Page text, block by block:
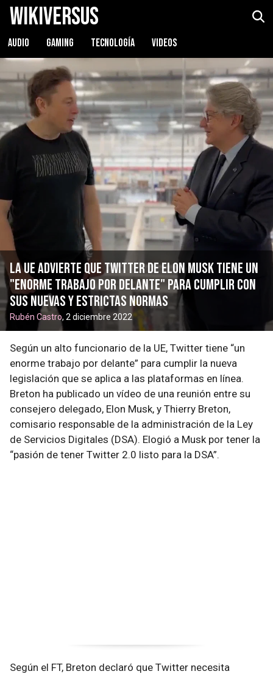
WikiVersus
AUDIO GAMING TECNOLOGÍA VIDEOS
La UE advierte que Twitter de Elon Musk tiene un
"enorme trabajo por delante" para cumplir con
sus nuevas y estrictas normas
Rubén Castro, 2 diciembre 2022
Según un alto funcionario de la UE, Twitter tiene “un
enorme trabajo por delante” para cumplir la nueva
legislación que se aplica a las plataformas en línea.
Breton ha publicado un vídeo de una reunión entre su
consejero delegado, Elon Musk, y Thierry Breton,
comisario responsable de la administración de la Ley
de Servicios Digitales (DSA). Elogió a Musk por tener la
“pasión de tener Twitter 2.0 listo para la DSA”.
Según el FT, Breton declaró que Twitter necesita